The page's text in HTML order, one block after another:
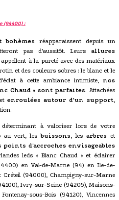
(94400) :
bohèmes
réapparaissent depuis un
pas d'aussitôt. Leurs allures
appellent à la pureté avec des matériaux
et des couleurs sobres : le blanc et le
à cette ambiance intimiste, nos
Chaud » sont parfaites. Attachées
etenroulées autour d'un support
déterminant à valoriser lors de votre
au vert, lesbuissons , lesarbres et
points d'accroches envisageables
leds « Blanc Chaud » et éclairer
en Val-de-Marne (94) en Ile-de-
Créteil (94000), Champigny-sur-Marne
Ivry-sur-Seine (94205), Maisons-
sous-Bois (94120), Vincennes